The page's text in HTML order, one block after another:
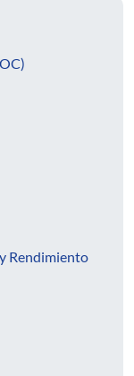
Rendimiento